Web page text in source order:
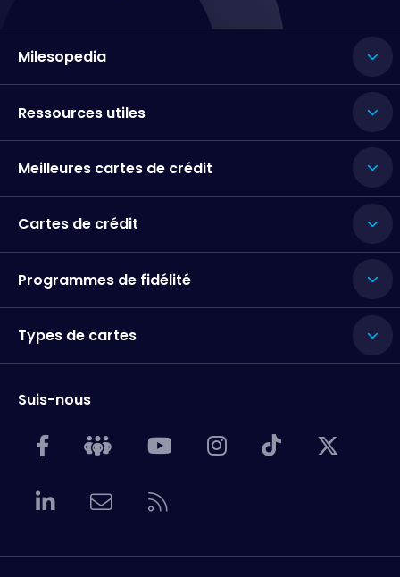
Milesopedia
Ressources utiles
Meilleures cartes de crédit
Cartes de crédit
Programmes de fidélité
Types de cartes
Suis-nous